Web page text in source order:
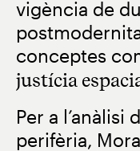
vigència de
conceptes
justícia
Per a
perifèria,